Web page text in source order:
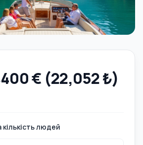
400 € (22,052 ₺)
людей